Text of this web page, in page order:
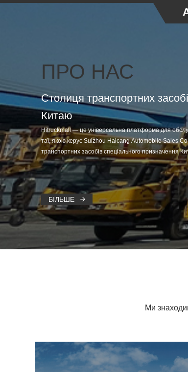
ПРО НАС
Столиця транспортних
Китаю
Hitruckmall — це універсальна платформа для
таї, якою керує Suizhou Haicang Automobile Sales
транспортних засобів спеціального призначення
и ресурси провідних виробників комплектного
н
БІЛЬШЕ 
Ми